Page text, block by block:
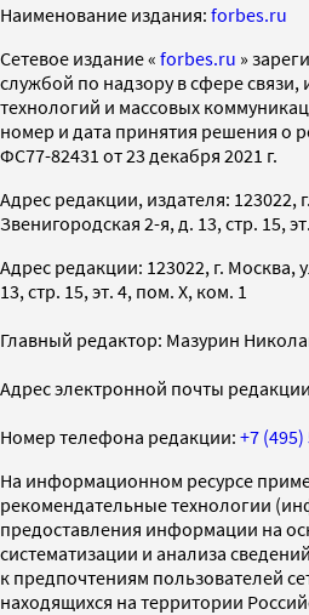
Наименование издания: forbes.ru
Cетевое издание « forbes.ru »
службой по надзору в сфере
технологий и массовых
номер и дата принятия решения о
ФС77-82431 от 23 декабря 2021 г.
Адрес редакции, издателя: 123022,
Звенигородская 2-я, д. 13, стр. 15,
Адрес редакции: 123022, г. Москва,
13, стр. 15, эт. 4, пом. X, ком. 1
Главный редактор: Мазурин
Адрес электронной почты
Номер телефона редакции: +7
На информационном ресурсе
рекомендательные технологии
предоставления информации на
систематизации и анализа
к предпочтениям пользователей
находящихся на территории